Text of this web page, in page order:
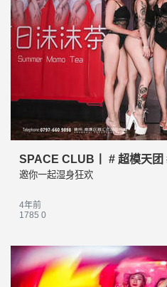
SPACE CLUB丨 # 超模天团
邀你一起湿身狂欢
4年前
1785 0